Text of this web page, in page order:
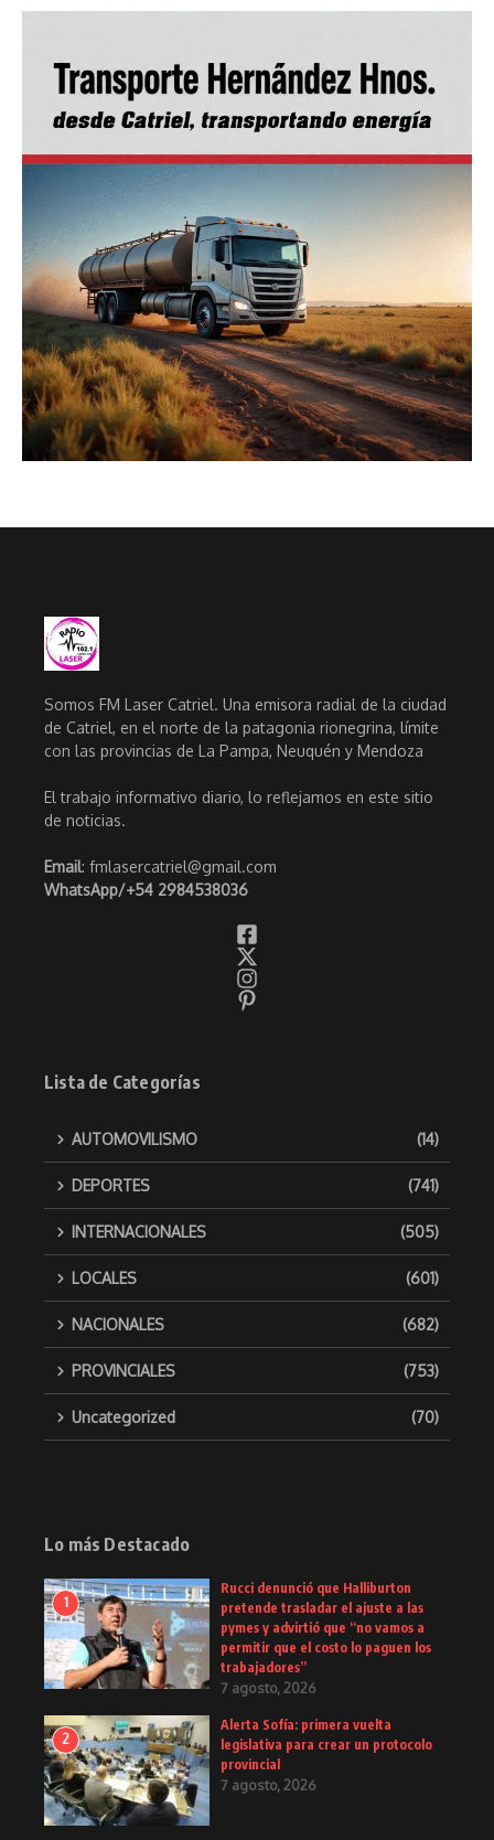
Somos FM Laser Catriel. Una emisora radial de la ciudad
de Catriel, en el norte de la patagonia rionegrina, límite
con las provincias de La Pampa, Neuquén y Mendoza
El trabajo informativo diario, lo reflejamos en este sitio
de noticias.
Email: fmlasercatriel@gmail.com
WhatsApp/+54 2984538036
Lista de Categorías
AUTOMOVILISMO (14)
DEPORTES (741)
INTERNACIONALES (505)
LOCALES (601)
NACIONALES (682)
PROVINCIALES (753)
Uncategorized (70)
Lo más Destacado
1
Rucci denunció que Halliburton
pretende trasladar el ajuste a las
pymes y advirtió que “no vamos a
permitir que el costo lo paguen los
trabajadores”
7 agosto, 2026
2
Alerta Sofía: primera vuelta
legislativa para crear un protocolo
provincial
7 agosto, 2026